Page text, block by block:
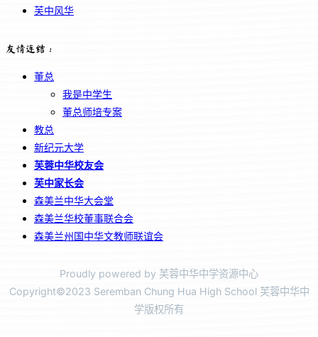
芙中风华
友情连结：
董总
我是中学生
董总师培专案
教总
新纪元大学
芙蓉中华校友会
芙中家长会
森美兰中华大会堂
森美兰华校董事联合会
森美兰州国中华文教师联谊会
Proudly powered by 芙蓉中华中学资源中心
Copyright©2023 Seremban Chung Hua High School 芙蓉中华中
学版权所有